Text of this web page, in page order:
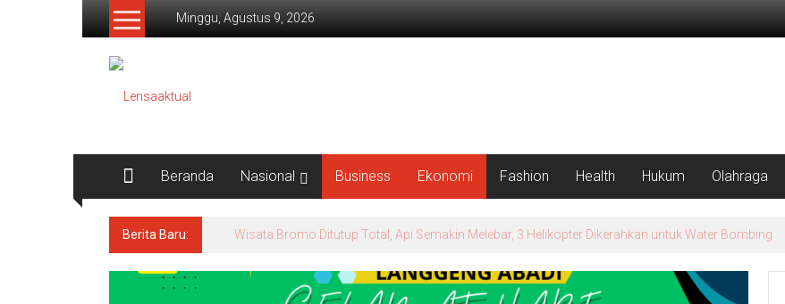
Lompat
Minggu, Agustus 9, 2026
Lensaaktual
Beranda Nasional Business Ekonomi Fashion Health Hukum Olahraga
Berita Baru: Istri Polisi di Kediri Jadi Tersangka Penipuan Arisan Online, Kuasa Hukum Korban Desak Penahanan